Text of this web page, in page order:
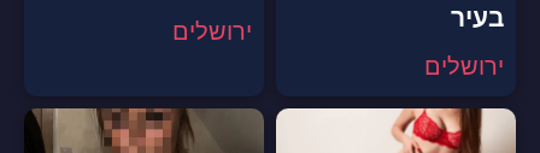
בעיר
ירושלים
ירושלים